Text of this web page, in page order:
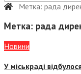
Метка: рада
Метка: рада
Новини
У міськраді